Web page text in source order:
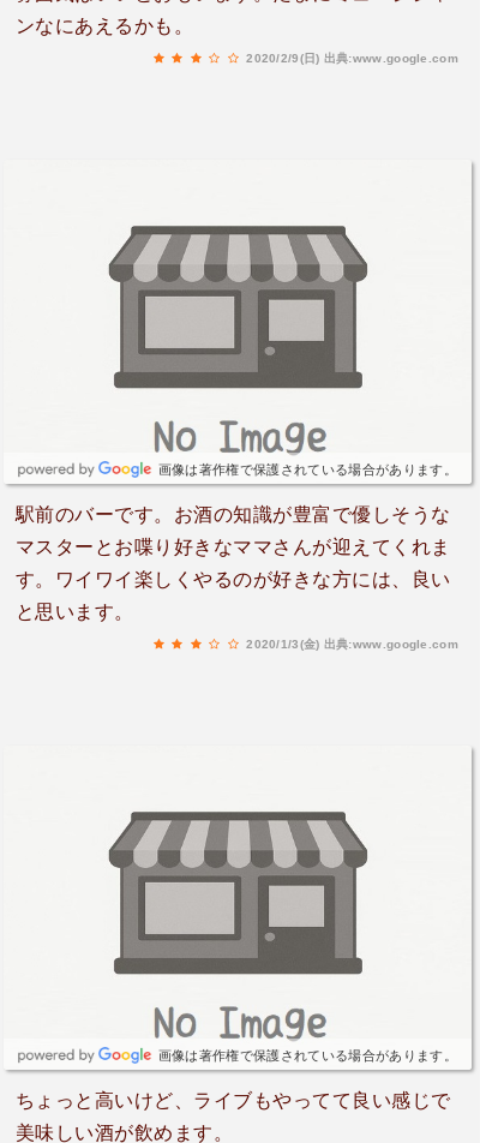
ンなにあえるかも。
2020/2/9(日) 出典:www.google.com
画像は著作権で保護されている場合があります。
駅前のバーです。お酒の知識が豊富で優しそうな
マスターとお喋り好きなママさんが迎えてくれま
す。ワイワイ楽しくやるのが好きな方には、良い
と思います。
2020/1/3(金) 出典:www.google.com
画像は著作権で保護されている場合があります。
ちょっと高いけど、ライブもやってて良い感じで
美味しい酒が飲めます。